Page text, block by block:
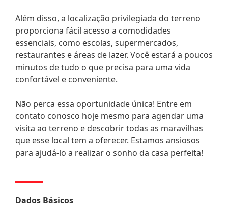
Além disso, a localização privilegiada do terreno
proporciona fácil acesso a comodidades
essenciais, como escolas, supermercados,
restaurantes e áreas de lazer. Você estará a poucos
minutos de tudo o que precisa para uma vida
confortável e conveniente.
Não perca essa oportunidade única! Entre em
contato conosco hoje mesmo para agendar uma
visita ao terreno e descobrir todas as maravilhas
que esse local tem a oferecer. Estamos ansiosos
para ajudá-lo a realizar o sonho da casa perfeita!
Dados Básicos